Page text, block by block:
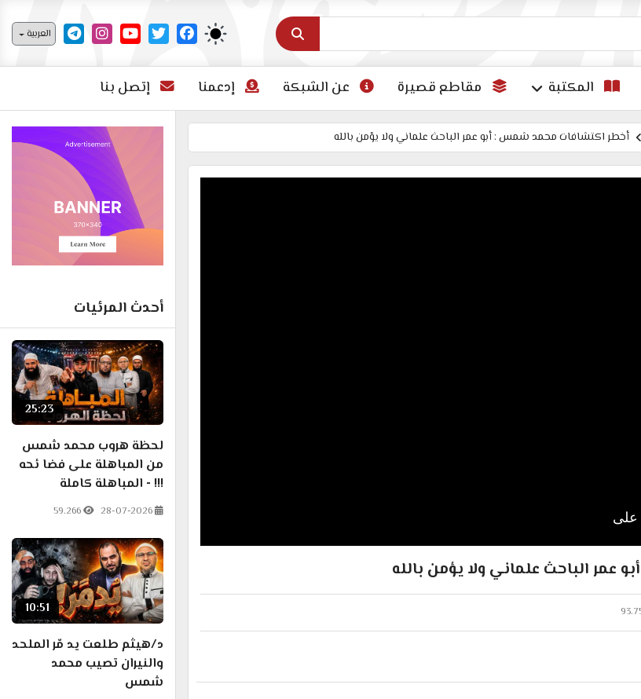
اختر لغتك
العربية
المكتبة مقاطع قصيرة عن الشبكة إدعمنا إتصل بنا
أخطر اكتشافات محمد شمس : أبو عمر الباحث علماني ولا يؤمن بالله
الباحث علماني ولا يؤمن بالله
أحدث المرئيات
25:23
لحظة هروب محمد شمس
من المباهلة على فضا ئحه
!!! - المباهلة كاملة
28-07-2026
59.266
10:51
د/هيثم طلعت يد مّر الملحد
والنيران تصيب محمد
شمس